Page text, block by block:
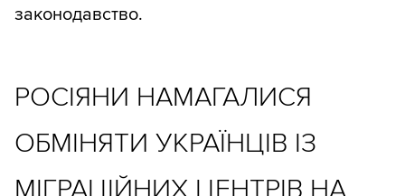
законодавство.
РОСІЯНИ НАМАГАЛИСЯ
ОБМІНЯТИ УКРАЇНЦІВ ІЗ
МІГРАЦІЙНИХ ЦЕНТРІВ НА